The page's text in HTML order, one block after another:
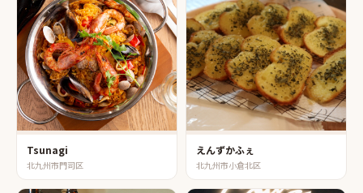
Tsunagi
北九州市門司区
えんずかふぇ
北九州市小倉北区